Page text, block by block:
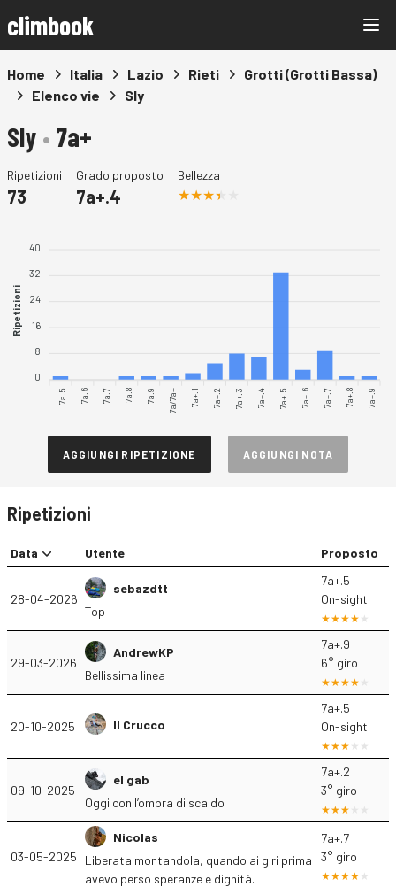
climbook
Home Italia Lazio Rieti
Grotti (Grotti Bassa)
Elenco vie
Sly
Sly • 7a+
Ripetizioni
73
Grado proposto
7a+.4
Bellezza
40
32
24
16
8
0
Ripetizioni
7a.5 7a.6 7a.7 7a.8 7a.9 7a/7a+ 7a+.1 7a+.2 7a+.3 7a+.4 7a+.5 7a+.6 7a+.7 7a+.8 7a+.9
AGGIUNGI RIPETIZIONE AGGIUNGI NOTA
Ripetizioni
Data Utente Proposto
28-04-2026
sebazdtt
Top
7a+.5
On-sight
29-03-2026
AndrewKP
Bellissima linea
7a+.9
6° giro
20-10-2025 Il Crucco
7a+.5
On-sight
09-10-2025
el gab
Oggi con l’ombra di scaldo
7a+.2
3° giro
03-05-2025
Nicolas
Liberata montandola, quando ai giri prima
avevo perso speranze e dignità.
7a+.7
3° giro